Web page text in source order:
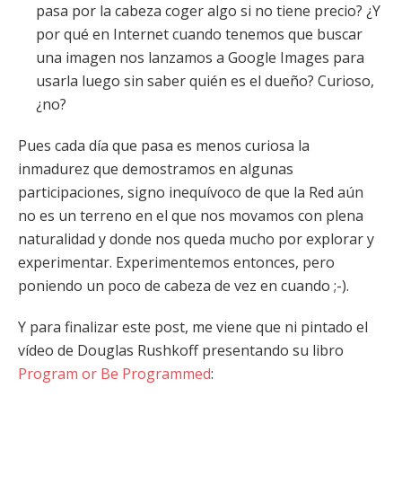
pasa por la cabeza coger algo si no tiene precio? ¿Y
por qué en Internet cuando tenemos que buscar
una imagen nos lanzamos a Google Images para
usarla luego sin saber quién es el dueño? Curioso,
¿no?
Pues cada día que pasa es menos curiosa la
inmadurez que demostramos en algunas
participaciones, signo inequívoco de que la Red aún
no es un terreno en el que nos movamos con plena
naturalidad y donde nos queda mucho por explorar y
experimentar. Experimentemos entonces, pero
poniendo un poco de cabeza de vez en cuando ;-).
Y para finalizar este post, me viene que ni pintado el
vídeo de Douglas Rushkoff presentando su libro
Program or Be Programmed: